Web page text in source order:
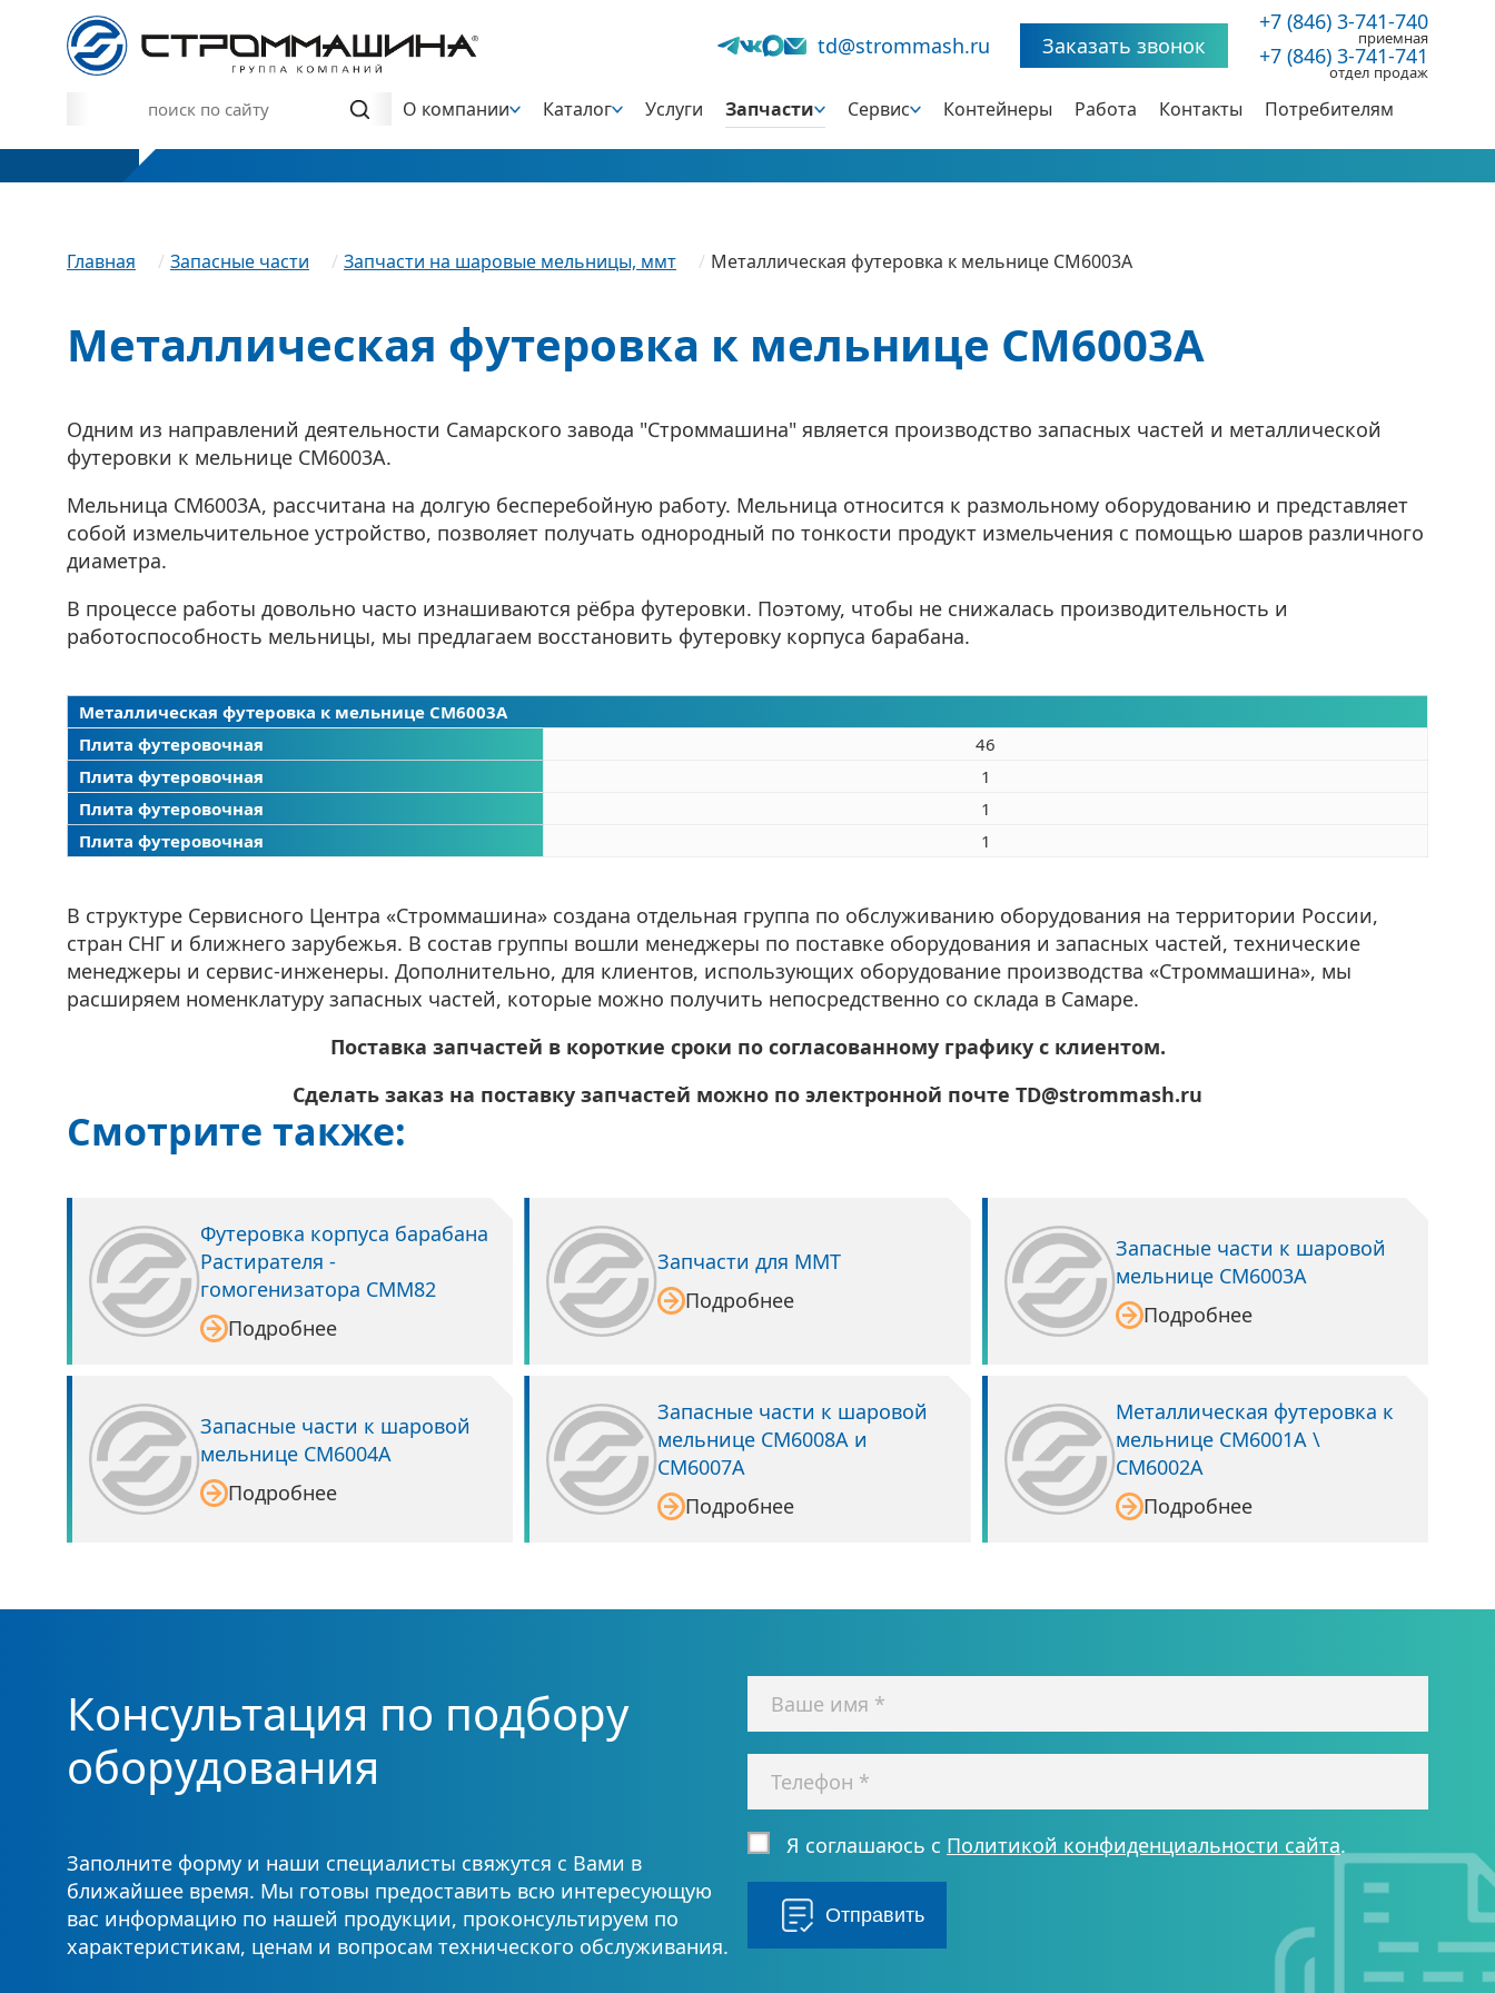
td@strommash.ru Заказать звонок
+7 (846) 3-741-740
приемная
+7 (846) 3-741-741
отдел продаж
О компании Каталог Услуги Запчасти Сервис Контейнеры Работа Контакты Потребителям
Главная Запасные части Запчасти на шаровые мельницы, ммт Металлическая футеровка к мельнице СМ6003А
Металлическая футеровка к мельнице СМ6003А
Одним из направлений деятельности Самарского завода "Строммашина" является производство запасных частей и металлической
футеровки к мельнице СМ6003А.
Мельница СМ6003А, рассчитана на долгую бесперебойную работу. Мельница относится к размольному оборудованию и представляет
собой измельчительное устройство, позволяет получать однородный по тонкости продукт измельчения с помощью шаров различного
диаметра.
В процессе работы довольно часто изнашиваются рёбра футеровки. Поэтому, чтобы не снижалась производительность и
работоспособность мельницы, мы предлагаем восстановить футеровку корпуса барабана.
Металлическая футеровка к мельнице СМ6003А
Плита футеровочная
46
Плита футеровочная
1
Плита футеровочная
1
Плита футеровочная
1
В структуре Сервисного Центра «Строммашина» создана отдельная группа по обслуживанию оборудования на территории России,
стран СНГ и ближнего зарубежья. В состав группы вошли менеджеры по поставке оборудования и запасных частей, технические
менеджеры и сервис-инженеры. Дополнительно, для клиентов, использующих оборудование производства «Строммашина», мы
расширяем номенклатуру запасных частей, которые можно получить непосредственно со склада в Самаре.
Поставка запчастей в короткие сроки по согласованному графику с клиентом.
Сделать заказ на поставку запчастей можно по электронной почте TD@strommash.ru
Смотрите также:
Футеровка корпуса барабана
Растирателя -
гомогенизатора СММ82
Подробнее
Запчасти для ММТ
Подробнее
Запасные части к шаровой
мельнице СМ6003А
Подробнее
Запасные части к шаровой
мельнице СМ6004А
Подробнее
Запасные части к шаровой
мельнице СМ6008А и
СМ6007А
Подробнее
Металлическая футеровка к
мельнице СМ6001А \
СМ6002А
Подробнее
Консультация по подбору
оборудования
Заполните форму и наши специалисты свяжутся с Вами в
ближайшее время. Мы готовы предоставить всю интересующую
вас информацию по нашей продукции, проконсультируем по
характеристикам, ценам и вопросам технического обслуживания.
Я соглашаюсь с Политикой конфиденциальности сайта.
Отправить